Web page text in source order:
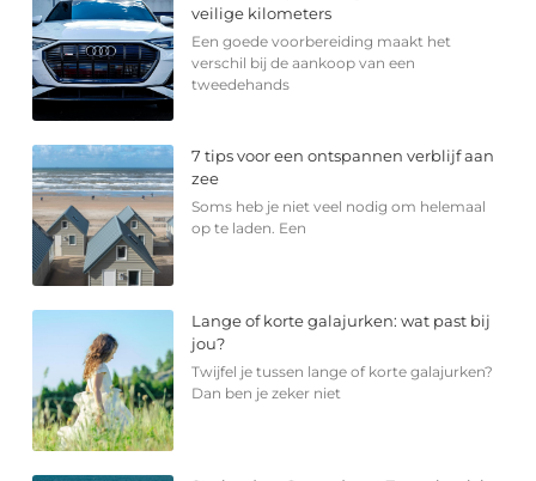
veilige kilometers
Een goede voorbereiding maakt het
verschil bij de aankoop van een
tweedehands
7 tips voor een ontspannen verblijf aan
zee
Soms heb je niet veel nodig om helemaal
op te laden. Een
Lange of korte galajurken: wat past bij
jou?
Twijfel je tussen lange of korte galajurken?
Dan ben je zeker niet